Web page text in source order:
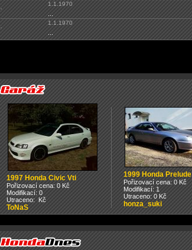
1.1.1970
1.1.1970
1997 Honda Civic Vti
Pořizovací cena: 0 Kč
Modifikací: 0
Utraceno: Kč
ToNaS
1999 Honda Prelude
Pořizovací cena: 0 Kč
Modifikací: 1
Utraceno: 0 Kč
honza_suki